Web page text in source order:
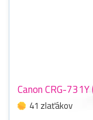
Canon CRG-
41 zlaťákov